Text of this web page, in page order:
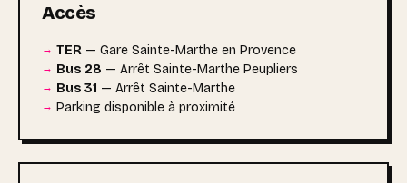
Accès
TER — Gare Sainte-Marthe en Provence
Bus 28 — Arrêt Sainte-Marthe Peupliers
Bus 31 — Arrêt Sainte-Marthe
Parking disponible à proximité